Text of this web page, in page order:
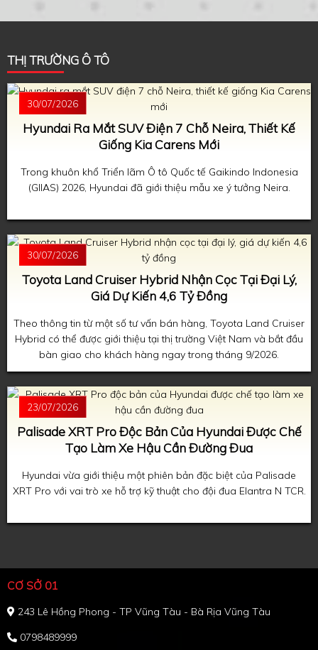
THỊ TRƯỜNG Ô TÔ
30/07/2026
Hyundai Ra Mắt SUV Điện 7 Chỗ Neira, Thiết Kế
Giống Kia Carens Mới
Trong khuôn khổ Triển lãm Ô tô Quốc tế Gaikindo Indonesia
(GIIAS) 2026, Hyundai đã giới thiệu mẫu xe ý tưởng Neira.
30/07/2026
Toyota Land Cruiser Hybrid Nhận Cọc Tại Đại Lý,
Giá Dự Kiến 4,6 Tỷ Đồng
Theo thông tin từ một số tư vấn bán hàng, Toyota Land Cruiser
Hybrid có thể được giới thiệu tại thị trường Việt Nam và bắt đầu
bàn giao cho khách hàng ngay trong tháng 9/2026.
23/07/2026
Palisade XRT Pro Độc Bản Của Hyundai Được Chế
Tạo Làm Xe Hậu Cần Đường Đua
Hyundai vừa giới thiệu một phiên bản đặc biệt của Palisade
XRT Pro với vai trò xe hỗ trợ kỹ thuật cho đội đua Elantra N TCR.
CƠ SỞ 01
243 Lê Hồng Phong - TP Vũng Tàu - Bà Rịa Vũng Tàu
0798489999